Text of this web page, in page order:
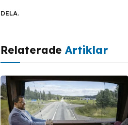
DELA.
Relaterade Artiklar